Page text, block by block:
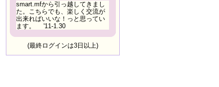
smart.mfから引っ越してきまし
た。こちらでも、楽しく交流が
出来ればいいな！っと思ってい
ます。 '11-1.30
(最終ログインは3日以上)